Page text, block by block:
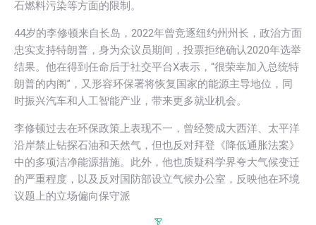
石燃料污染等方面的限制。
44岁的李修顿来自长岛，2022年曾竞逐纽约州州长，政治方面
忠实支持特朗普，身为众议员期间，投票拒绝确认2020年选举
结果。他在得到任命后于社交平台X表示，“很荣幸加入总统特
朗普的内阁”，又形容环保署将恢复国家的能源主导地位，同
时振兴汽车和人工智能产业，带来更多就业机会。
李修顿过去在环保政策上表现不一，曾经赞成大西洋、太平洋
沿岸禁止钻探石油和天然气，但也反对拜登《降低通胀法案》
中的多项洁净能源措施。此外，他也质疑科学界夸大气候变迁
的严重程度，以及反对国防部设立气候办公室，反映他在环境
议题上的立场偏向保守派